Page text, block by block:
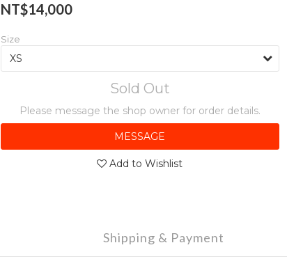
NT$14,000
Size
Sold Out
Please message the shop owner for order details.
MESSAGE
Add to Wishlist
Shipping & Payment